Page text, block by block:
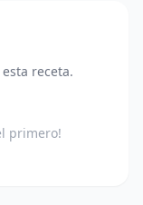
receta.
primero!